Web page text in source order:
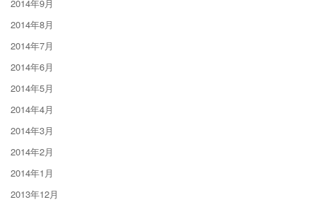
2014年9月
2014年8月
2014年7月
2014年6月
2014年5月
2014年4月
2014年3月
2014年2月
2014年1月
2013年12月